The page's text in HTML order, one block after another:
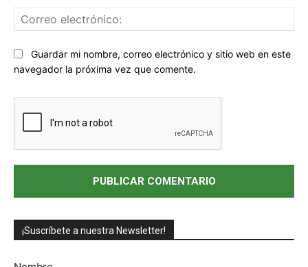
Sitio
web:
Guardar mi nombre, correo electrónico y sitio web en este
navegador la próxima vez que comente.
¡Suscríbete a nuestra Newsletter!